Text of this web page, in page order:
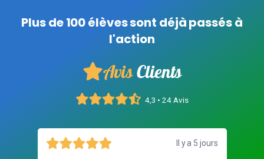
Plus de 100 élèves sont déjà passés à
l'action
AvisClients
4,3 • 24 Avis
Il y a 5 jours